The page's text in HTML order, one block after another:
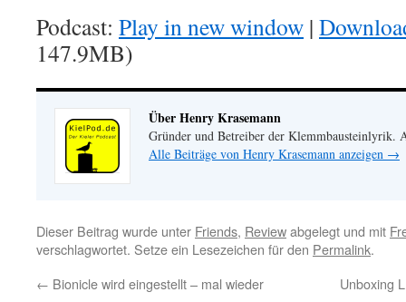
Podcast: Play in new window |
147.9MB)
Über Henry Krasemann
Gründer und Betreiber der Klemmbausteinlyrik.
Alle Beiträge von Henry Krasemann anzeigen →
Dieser Beitrag wurde unter Friends, Reviewabgelegt und mit
verschlagwortet. Setze ein Lesezeichen für den Permalink.
← Bionicle wird eingestellt – mal wieder Unboxing